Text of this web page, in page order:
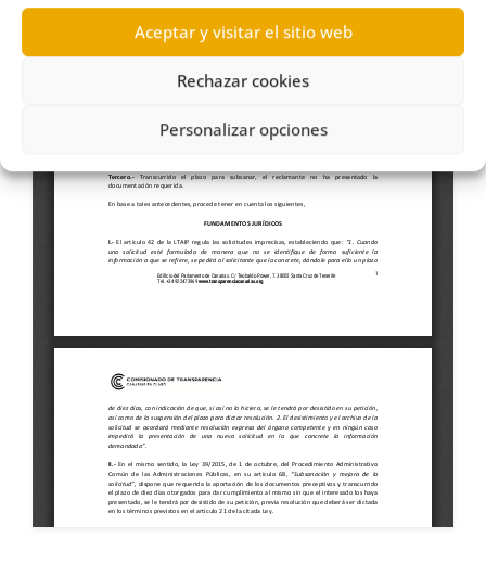
Aceptar y visitar el sitio web
Rechazar cookies
Personalizar opciones